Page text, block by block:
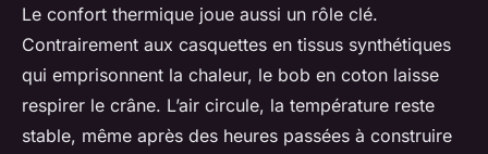
Le confort thermique joue aussi un rôle clé.
Contrairement aux casquettes en tissus synthétiques
qui emprisonnent la chaleur, le bob en coton laisse
respirer le crâne. L’air circule, la température reste
stable, même après des heures passées à construire